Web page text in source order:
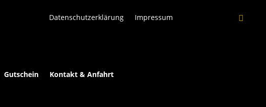
Datenschutzerklärung Impressum
Gutschein Kontakt & Anfahrt